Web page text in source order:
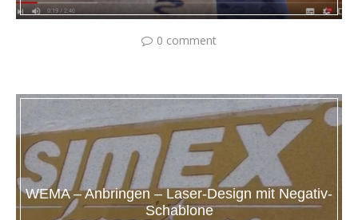
0 comment
WEMA – Anbringen – Laser-Design mit Negativ-
Schablone